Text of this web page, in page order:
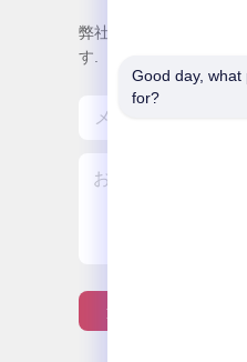
弊社製品についてのお
す.
連絡 ください
Good day,
for?